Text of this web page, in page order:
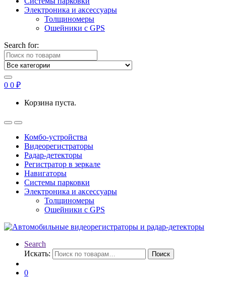
Электроника и аксессуары
Толщиномеры
Ошейники с GPS
Search for:
0 0 ₽
Корзина пуста.
Комбо-устройства
Видеорегистраторы
Радар-детекторы
Регистратор в зеркале
Навигаторы
Системы парковки
Электроника и аксессуары
Толщиномеры
Ошейники с GPS
Search
Искать:
Поиск
0